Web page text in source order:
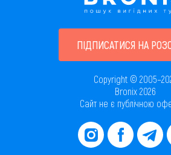
ПІДПИСАТИСЯ НА
Copyright ©
Bronix 2026
Сайт не є публічною